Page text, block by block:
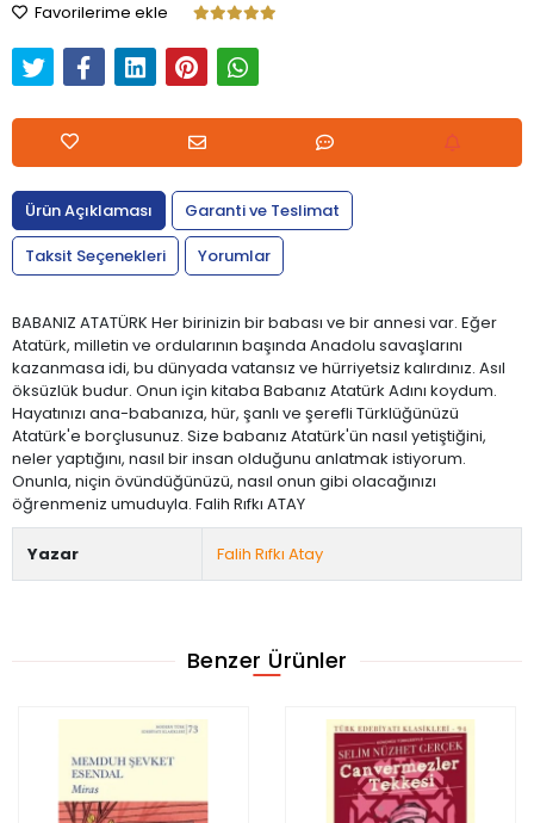
Favorilerime ekle
Ürün Açıklaması
Garanti ve Teslimat
Taksit Seçenekleri
Yorumlar
BABANIZ ATATÜRK Her birinizin bir babası ve bir annesi var. Eğer
Atatürk, milletin ve ordularının başında Anadolu savaşlarını
kazanmasa idi, bu dünyada vatansız ve hürriyetsiz kalırdınız. Asıl
öksüzlük budur. Onun için kitaba Babanız Atatürk Adını koydum.
Hayatınızı ana-babanıza, hür, şanlı ve şerefli Türklüğünüzü
Atatürk'e borçlusunuz. Size babanız Atatürk'ün nasıl yetiştiğini,
neler yaptığını, nasıl bir insan olduğunu anlatmak istiyorum.
Onunla, niçin övündüğünüzü, nasıl onun gibi olacağınızı
öğrenmeniz umuduyla. Falih Rıfkı ATAY
Yazar Falih Rıfkı Atay
Benzer Ürünler